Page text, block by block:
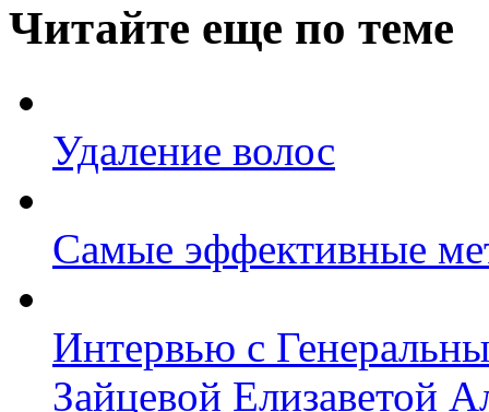
Читайте еще по теме
Удаление волос
Самые эффективные
Интервью с
Зайцевой Елизаветой